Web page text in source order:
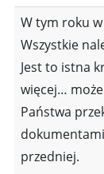
W tym roku
Wszystkie
Jest to istna
więcej…
Państwa
przedniej.